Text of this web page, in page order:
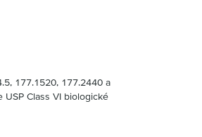
177.1520, 177.2440 a
Class VI biologické